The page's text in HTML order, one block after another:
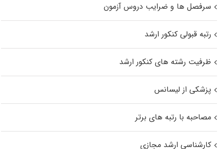
سرفصل ها و ضرایب دروس آزمون
رتبه قبولی کنکور ارشد
ظرفیت رشته های کنکور ارشد
پزشکی از لیسانس
مصاحبه با رتبه های برتر
کارشناسی ارشد مجازی